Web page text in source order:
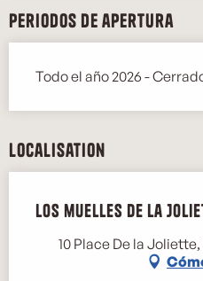
Periodos de apertura
Todo el año 2026 -
Localisation
Los muelles de la
10 Place De la